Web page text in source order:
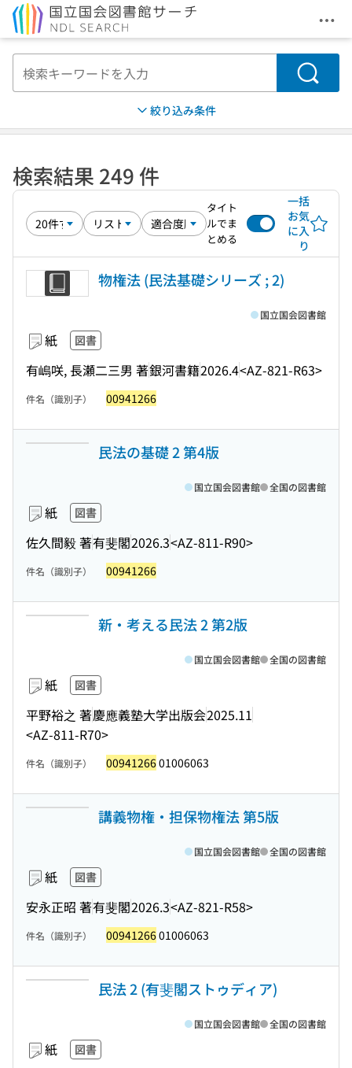
メ
検索
絞り込み条件
検索結果 249 件
タイト
ルでま
とめる
一括
お気
に入
り
物権法 (民法基礎シリーズ ; 2)
紙 図書
有嶋咲, 長瀬二三男 著銀河書籍2026.4<AZ-821-R63>
国立国会図書館
件名（識別子） 00941266
民法の基礎 2 第4版
紙 図書
佐久間毅 著有斐閣2026.3<AZ-811-R90>
国立国会図書館 全国の図書館
件名（識別子） 00941266
新・考える民法 2 第2版
紙 図書
平野裕之 著慶應義塾大学出版会2025.11
<AZ-811-R70>
国立国会図書館 全国の図書館
件名（識別子） 0094126601006063
講義物権・担保物権法 第5版
紙 図書
安永正昭 著有斐閣2026.3<AZ-821-R58>
国立国会図書館 全国の図書館
件名（識別子） 0094126601006063
民法 2 (有斐閣ストゥディア)
紙 図書
国立国会図書館 全国の図書館